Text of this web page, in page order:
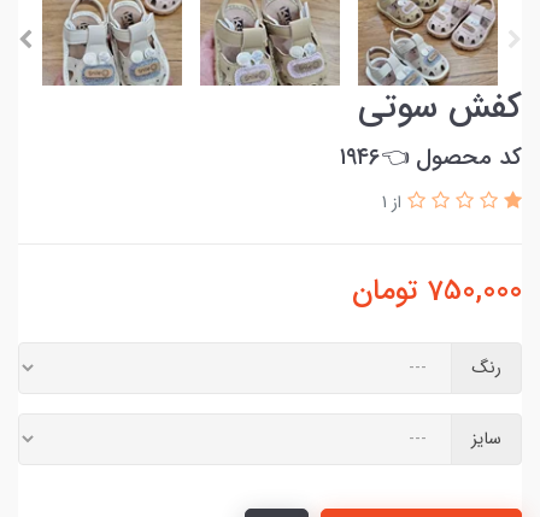
کفش سوتی
کد محصول 👈۱۹۴۶
از 1
750,000 تومان
رنگ
سایز